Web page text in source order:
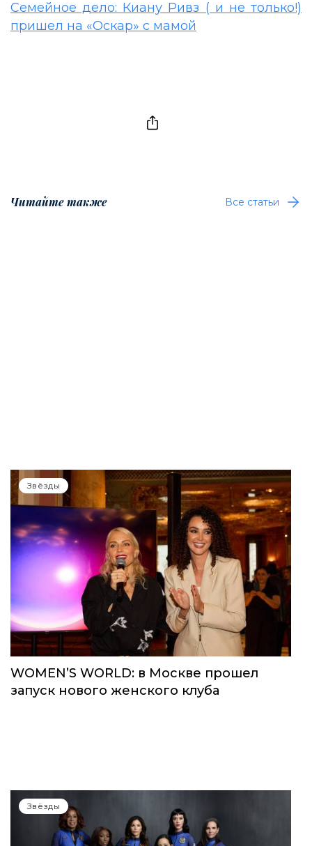
Семейное дело: Киану Ривз ( и не только!)
пришел на «Оскар» с мамой
Читайте также Все статьи
Звёзды
WOMEN’S WORLD: в Москве прошел
запуск нового женского клуба
Звёзды